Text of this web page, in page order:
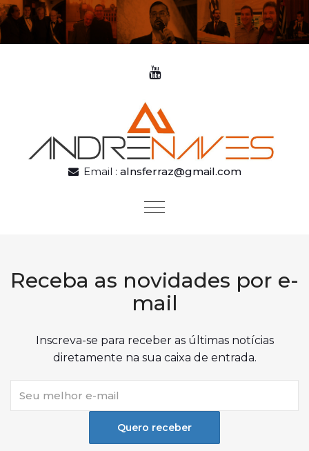
Skip to content
Email : alnsferraz@gmail.com
Toggle
Receba as novidades por e-
mail
Inscreva-se para receber as últimas notícias
diretamente na sua caixa de entrada.
Quero receber